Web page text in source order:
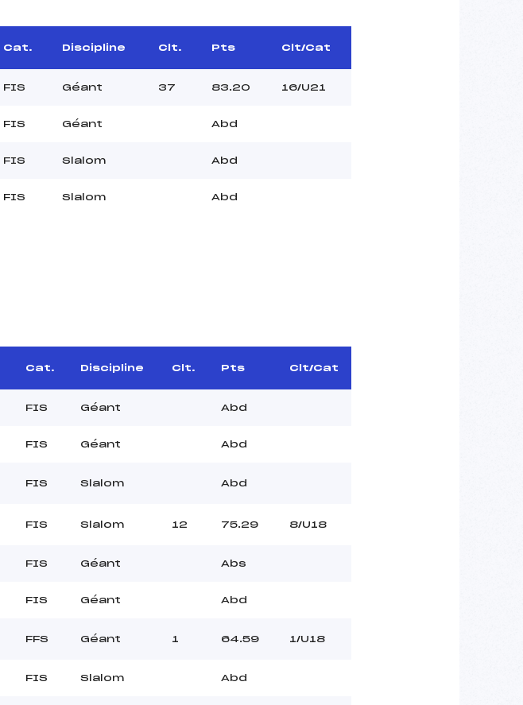
Cat. Discipline Clt. Pts Clt/Cat
FIS Géant 37 83.20 16/U21
FIS Géant Abd
FIS Slalom Abd
FIS Slalom Abd
Cat. Discipline Clt. Pts Clt/Cat
FIS Géant Abd
FIS Géant Abd
FIS Slalom Abd
FIS Slalom 12 75.29 8/U18
FIS Géant Abs
FIS Géant Abd
FFS Géant 1 64.59 1/U18
FIS Slalom Abd